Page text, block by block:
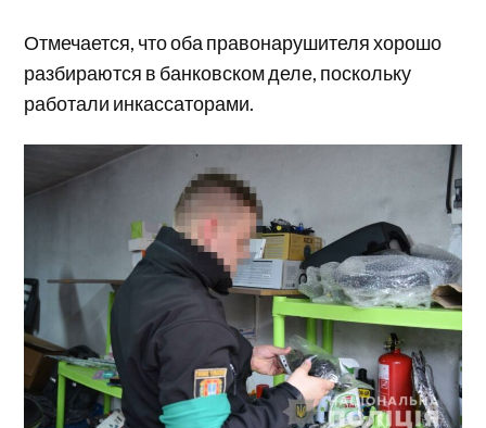
Отмечается, что оба правонарушителя хорошо
разбираются в банковском деле, поскольку
работали инкассаторами.